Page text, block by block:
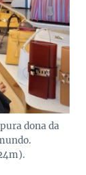
dona da